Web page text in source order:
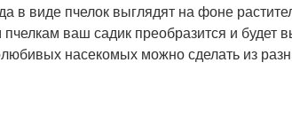
в виде пчелок выглядят на фоне
ваш садик преобразится и будет
насекомых можно сделать из